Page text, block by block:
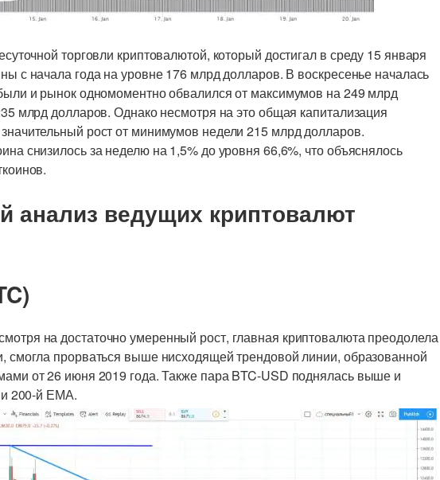
торговли криптовалютой, который достигал в среду 15 января
с начала года на уровне 176 млрд долларов. В воскресенье началась
и рынок одномоментно обвалился от максимумов на 249 млрд
млрд долларов. Однако несмотря на это общая капитализация
рост от минимумов недели 215 млрд долларов.
снизилось за неделю на 1,5% до уровня 66,6%, что объяснялось
анализ ведущих криптовалют
на достаточно умеренный рост, главная криптовалюта преодолела
смогла прорваться выше нисходящей трендовой линии, образованной
от 26 июня 2019 года. Также пара BTC-USD поднялась выше и
и 200-й ЕМА.